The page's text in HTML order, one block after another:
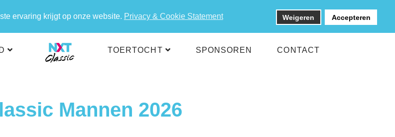
ervaring krijgt op onze website. Privacy & Cookie Statement Weigeren Accepteren
TOERTOCHT SPONSOREN CONTACT
Mannen 2026